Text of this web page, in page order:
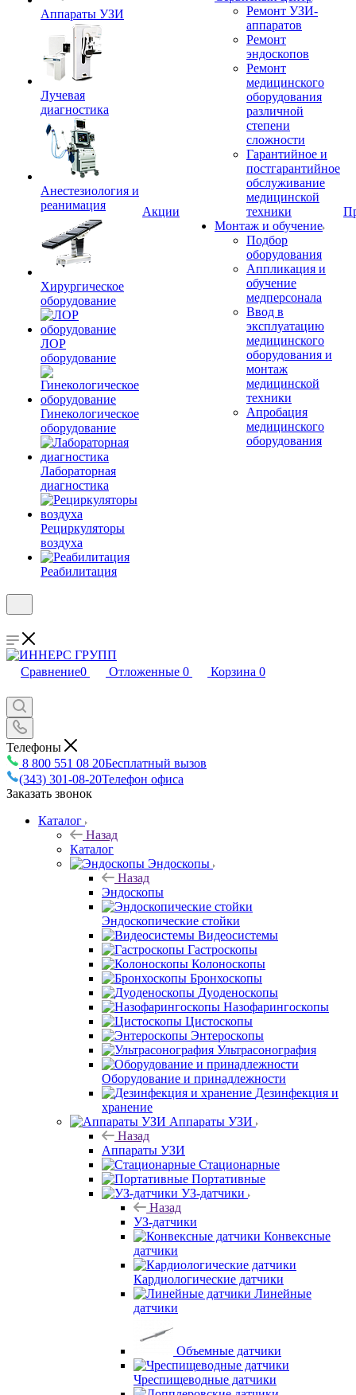
Аппараты УЗИ
Лучевая
диагностика
Анестезиология и
реанимация
Хирургическое
оборудование
ЛОР
оборудование
Гинекологическое
оборудование
Лабораторная
диагностика
Рециркуляторы
воздуха
Реабилитация
Акции
Ремонт УЗИ-
аппаратов
Ремонт
эндоскопов
Ремонт
медицинского
оборудования
различной
степени
сложности
Гарантийное и
постгарантийное
обслуживание
медицинской
техники
Монтаж и обучение
Подбор
оборудования
Аппликация и
обучение
медперсонала
Ввод в
эксплуатацию
медицинского
оборудования и
монтаж
медицинской
техники
Апробация
медицинского
оборудования
Сравнение0 Отложенные 0 Корзина 0
Телефоны
8 800 551 08 20Бесплатный вызов
(343) 301-08-20Телефон офиса
Заказать звонок
Каталог
Назад
Каталог
Эндоскопы
Назад
Эндоскопы
Эндоскопические стойки
Видеосистемы
Гастроскопы
Колоноскопы
Бронхоскопы
Дуоденоскопы
Назофарингоскопы
Цистоскопы
Энтероскопы
Ультрасонография
Оборудование и принадлежности
Дезинфекция и
хранение
Аппараты УЗИ
Назад
Аппараты УЗИ
Стационарные
Портативные
УЗ-датчики
Назад
УЗ-датчики
Конвексные
датчики
Кардиологические датчики
Линейные
датчики
Объемные датчики
Чреспищеводные датчики